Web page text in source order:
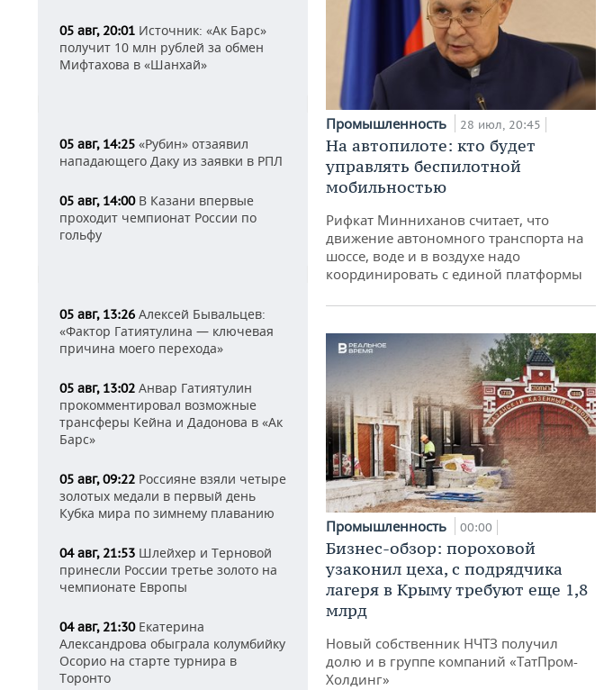
05 авг, 20:01 Источник: «Ак Барс»
получит 10 млн рублей за обмен
Мифтахова в «Шанхай»
05 авг, 14:25 «Рубин» отзаявил
нападающего Даку из заявки в РПЛ
05 авг, 14:00В Казани впервые
проходит чемпионат России по
гольфу
05 авг, 13:26 Алексей Бывальцев:
«Фактор Гатиятулина — ключевая
причина моего перехода»
05 авг, 13:02 Анвар Гатиятулин
прокомментировал возможные
трансферы Кейна и Дадонова в «Ак
Барс»
05 авг, 09:22 Россияне взяли четыре
золотых медали в первый день
Кубка мира по зимнему плаванию
04 авг, 21:53 Шлейхер и Терновой
принесли России третье золото на
чемпионате Европы
04 авг, 21:30Екатерина
Александрова обыграла колумбийку
Осорио на старте турнира в
Торонто
Промышленность 28 июл, 20:45
На автопилоте: кто будет
управлять беспилотной
мобильностью
Рифкат Минниханов считает, что
движение автономного транспорта на
шоссе, воде и в воздухе надо
координировать с единой платформы
Промышленность 00:00
Бизнес-обзор: пороховой
узаконил цеха, с подрядчика
лагеря в Крыму требуют еще 1,8
млрд
Новый собственник НЧТЗ получил
долю и в группе компаний «ТатПром-
Холдинг»